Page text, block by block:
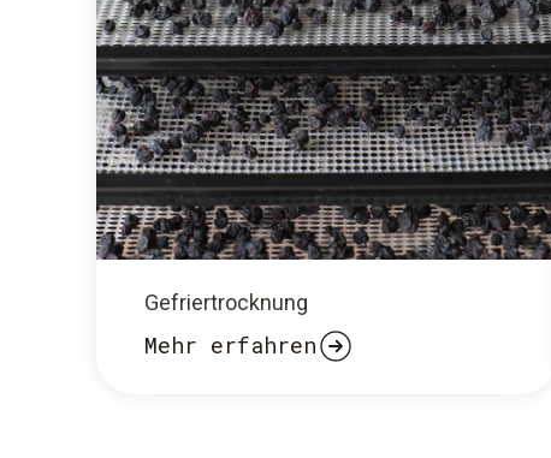
Gefriertrocknung
Mehr erfahren